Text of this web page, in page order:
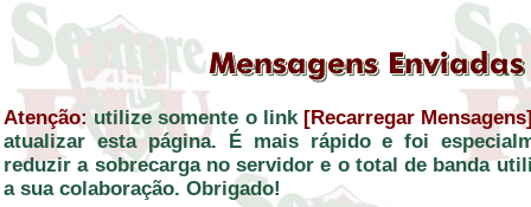
Atenção: utilize somente o link [Recarregar
atualizar esta página. É mais rápido e foi
reduzir a sobrecarga no servidor e o total de banda
a sua colaboração. Obrigado!